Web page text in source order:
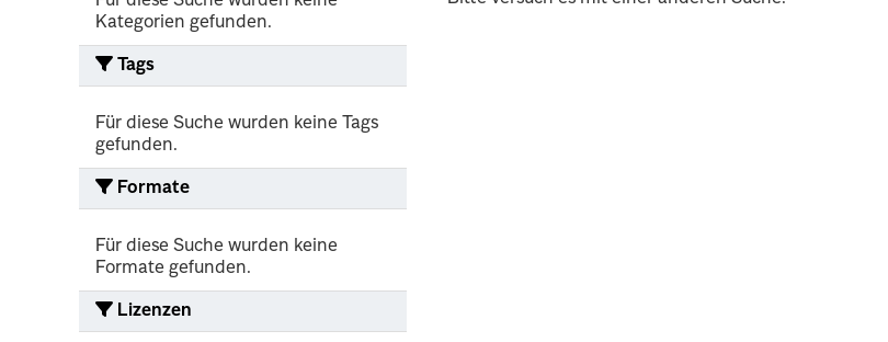
Kategorien gefunden.
Tags
Für diese Suche wurden keine Tags
gefunden.
Formate
Für diese Suche wurden keine
Formate gefunden.
Lizenzen